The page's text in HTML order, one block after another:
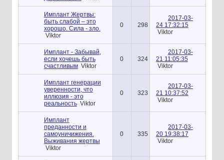
Имплант Жертвы:
быть слабой – это
хорошо. Сила - зло.
Viktor
0 298
2017-03-
24 17:32:15
Viktor
Имплант - Забывай,
если хочешь быть
счастливым Viktor
0 324
2017-03-
21 11:05:35
Viktor
Имплант генерации
уверенности, что
иллюзия - это
реальность Viktor
0 323
2017-03-
21 10:37:52
Viktor
Имплант
преданности и
самоуничижения.
Выживания жертвы
Viktor
0 335
2017-03-
20 19:38:17
Viktor